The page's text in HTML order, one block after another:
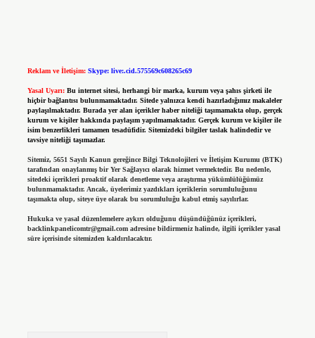
Reklam ve İletişim: Skype: live:.cid.575569c608265c69
Yasal Uyarı: Bu internet sitesi, herhangi bir marka, kurum veya şahıs şirketi ile
hiçbir bağlantısı bulunmamaktadır. Sitede yalnızca kendi hazırladığımız makaleler
paylaşılmaktadır. Burada yer alan içerikler haber niteliği taşımamakta olup, gerçek
kurum ve kişiler hakkında paylaşım yapılmamaktadır. Gerçek kurum ve kişiler ile
isim benzerlikleri tamamen tesadüfidir. Sitemizdeki bilgiler taslak halindedir ve
tavsiye niteliği taşımazlar.
Sitemiz, 5651 Sayılı Kanun gereğince Bilgi Teknolojileri ve İletişim Kurumu (BTK)
tarafından onaylanmış bir Yer Sağlayıcı olarak hizmet vermektedir. Bu nedenle,
sitedeki içerikleri proaktif olarak denetleme veya araştırma yükümlülüğümüz
bulunmamaktadır. Ancak, üyelerimiz yazdıkları içeriklerin sorumluluğunu
taşımakta olup, siteye üye olarak bu sorumluluğu kabul etmiş sayılırlar.
Hukuka ve yasal düzenlemelere aykırı olduğunu düşündüğünüz içerikleri,
backlinkpanelicomtr@gmail.comadresine bildirmeniz halinde, ilgili içerikler yasal
süre içerisinde sitemizden kaldırılacaktır.